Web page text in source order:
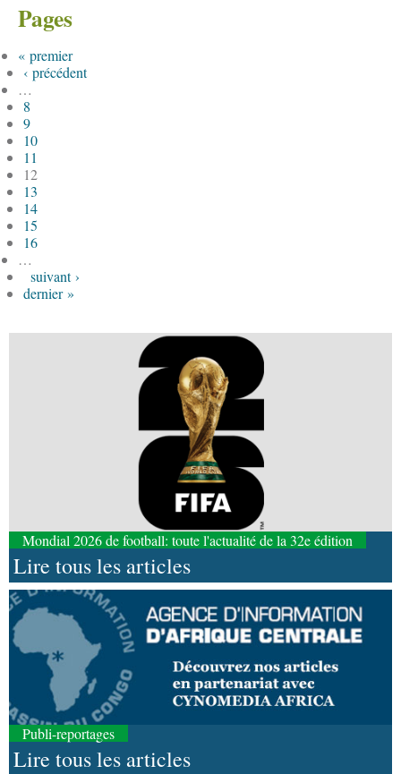
Pages
« premier
‹ précédent
…
8
9
10
11
12
13
14
15
16
…
suivant ›
dernier »
Mondial 2026 de football: toute l'actualité de la 32e édition
Lire tous les articles
Publi-reportages
Lire tous les articles